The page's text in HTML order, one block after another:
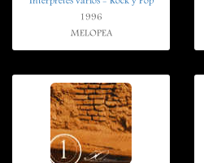
1996
MELOPEA